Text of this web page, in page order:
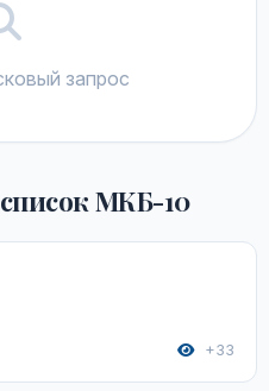
запрос
МКБ-10
+33